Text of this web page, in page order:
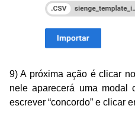
9) A próxima ação é clicar
nele aparecerá uma modal
escrever “concordo” e clicar